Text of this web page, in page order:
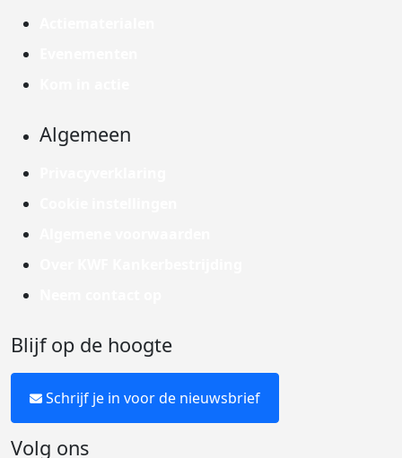
Algemeen
Blijf op de hoogte
Schrijf je in voor de nieuwsbrief
Volg ons